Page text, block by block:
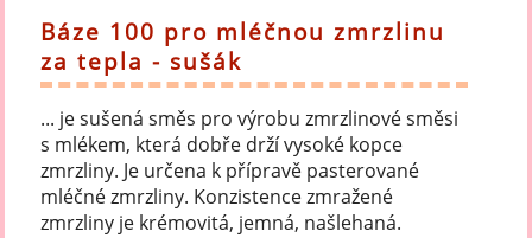
Báze 100 pro mléčnou zmrzlinu
za tepla - sušák
... je sušená směs pro výrobu zmrzlinové směsi
s mlékem, která dobře drží vysoké kopce
zmrzliny. Je určena k přípravě pasterované
mléčné zmrzliny. Konzistence zmražené
zmrzliny je krémovitá, jemná, našlehaná.